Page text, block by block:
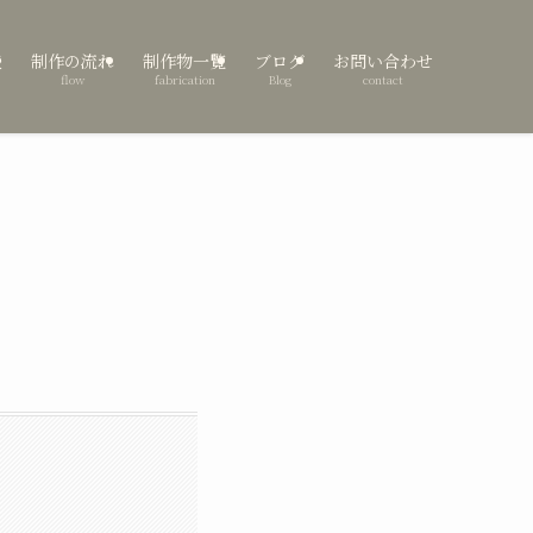
制作の流れ
flow
制作物一覧
fabrication
ブログ
Blog
お問い合わせ
contact